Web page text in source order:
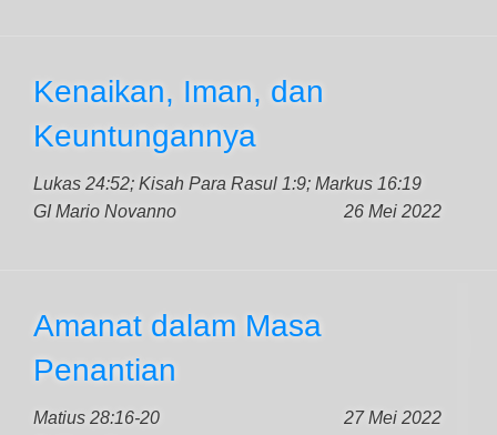
Kenaikan, Iman, dan
Keuntungannya
Lukas 24:52; Kisah Para Rasul 1:9; Markus 16:19
26 Mei 2022
GI Mario Novanno
Amanat dalam Masa
Penantian
Matius 28:16-20
27 Mei 2022